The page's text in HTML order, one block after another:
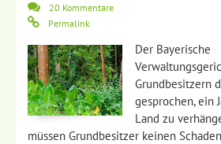
20 Kommentare
Permalink
Der Bayerische
Grundbesitzern
gesprochen, ein
Land zu
müssen Grundbesitzer keinen